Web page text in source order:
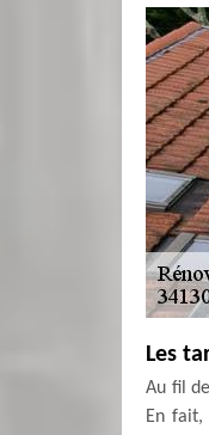
Les
Au fil
En